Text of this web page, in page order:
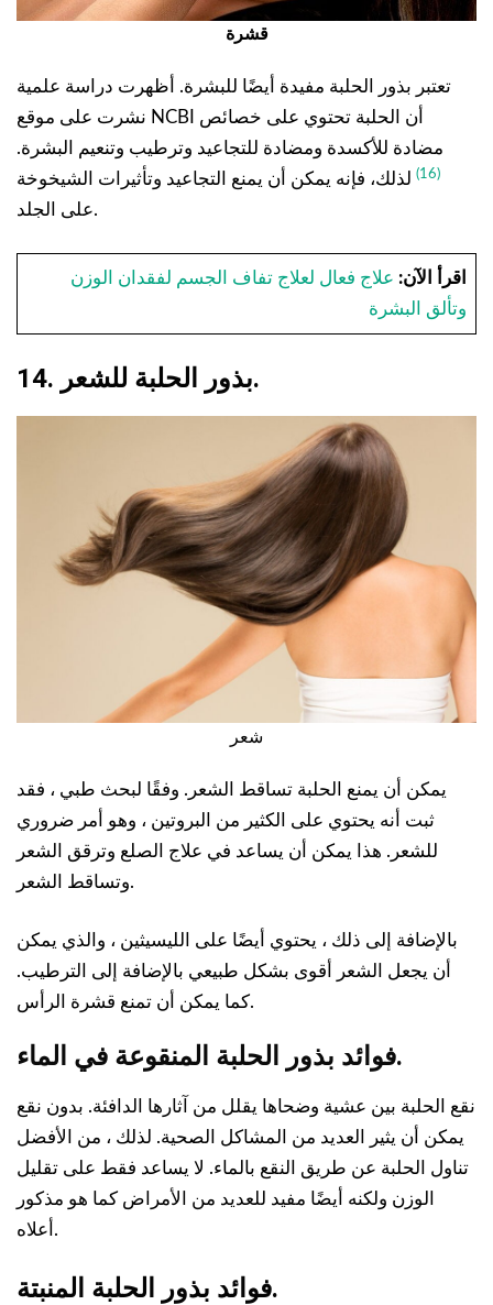
قشرة
تعتبر بذور الحلبة مفيدة أيضًا للبشرة. أظهرت دراسة علمية
نشرت على موقع NCBI أن الحلبة تحتوي على خصائص
مضادة للأكسدة ومضادة للتجاعيد وترطيب وتنعيم البشرة.
(16)
لذلك، فإنه يمكن أن يمنع التجاعيد وتأثيرات الشيخوخة
على الجلد.
اقرأ الآن: علاج فعال لعلاج تفاف الجسم لفقدان الوزن
وتألق البشرة
14. بذور الحلبة للشعر.
شعر
يمكن أن يمنع الحلبة تساقط الشعر. وفقًا لبحث طبي ، فقد
ثبت أنه يحتوي على الكثير من البروتين ، وهو أمر ضروري
للشعر. هذا يمكن أن يساعد في علاج الصلع وترقق الشعر
وتساقط الشعر.
بالإضافة إلى ذلك ، يحتوي أيضًا على الليسيثين ، والذي يمكن
أن يجعل الشعر أقوى بشكل طبيعي بالإضافة إلى الترطيب.
كما يمكن أن تمنع قشرة الرأس.
فوائد بذور الحلبة المنقوعة في الماء.
نقع الحلبة بين عشية وضحاها يقلل من آثارها الدافئة. بدون نقع
يمكن أن يثير العديد من المشاكل الصحية. لذلك ، من الأفضل
تناول الحلبة عن طريق النقع بالماء. لا يساعد فقط على تقليل
الوزن ولكنه أيضًا مفيد للعديد من الأمراض كما هو مذكور
أعلاه.
فوائد بذور الحلبة المنبتة.